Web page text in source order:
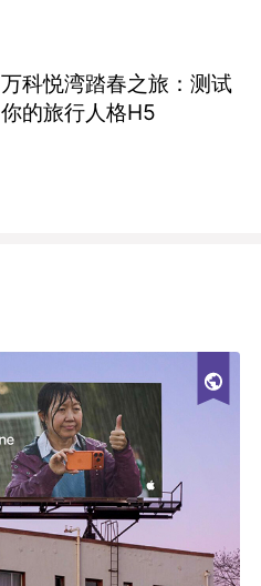
万科悦湾踏春之旅：测试
你的旅行人格H5